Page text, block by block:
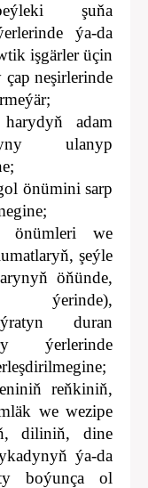
şuňa
ýa-da
işgärler üçin
neşirlerinde
adam
ulanyp
önümini sarp
önümleri we
şeýle
öňünde,
ýerinde),
duran
ýerlerinde
reňkiniň,
we wezipe
diliniň, dine
ýa-da
boýunça ol